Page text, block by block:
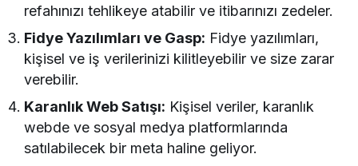
refahınızı tehlikeye atabilir ve itibarınızı zedeler.
Fidye Yazılımları ve Gasp: Fidye yazılımları,
kişisel ve iş verilerinizi kilitleyebilir ve size zarar
verebilir.
Karanlık Web Satışı: Kişisel veriler, karanlık
webde ve sosyal medya platformlarında
satılabilecek bir meta haline geliyor.